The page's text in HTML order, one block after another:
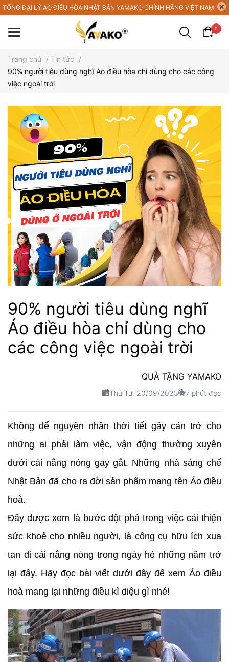
TỔNG ĐẠI LÝ ÁO ĐIỀU HÒA NHẬT BẢN YAMAKO CHÍNH HÃNG VIỆT NAM
0
Trang chủ / Tin tức
/
90% người tiêu dùng nghĩ Áo điều hòa chỉ dùng cho các công
việc ngoài trời
90% người tiêu dùng nghĩ
Áo điều hòa chỉ dùng cho
các công việc ngoài trời
QUÀ TẶNG YAMAKO
Thứ Tư, 20/09/2023 7 phút đọc
Không để nguyên nhân thời tiết gây cản trở cho
những ai phải làm việc, vận động thường xuyên
dưới cái nắng nóng gay gắt. Những nhà sáng chế
Nhật Bản đã cho ra đời sản phẩm mang tên Áo điều
hoà.
Đây được xem là bước đột phá trong việc cải thiện
sức khoẻ cho nhiều người, là công cụ hữu ích xua
tan đi cái nắng nóng trong ngày hè những năm trở
lại đây. Hãy đọc bài viết dưới đây để xem Áo điều
hoà mang lại những điều kì diệu gì nhé!